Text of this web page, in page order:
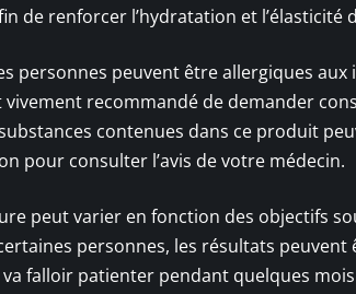
de renforcer l’hydratation et l’élasticité
personnes peuvent être allergiques
recommandé de demander
contenues dans ce produit
pour consulter l’avis de votre médecin.
peut varier en fonction des objectifs
personnes, les résultats
va falloir patienter pendant quelques